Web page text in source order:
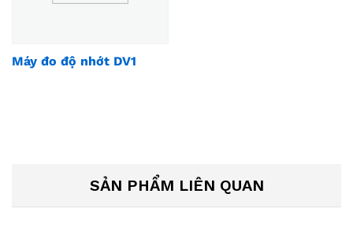
Máy đo độ nhớt DV1
SẢN PHẨM LIÊN QUAN